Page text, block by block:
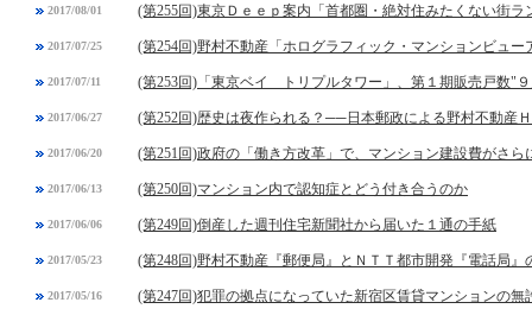
2017/08/01 (第255回)東京Ｄｅｅｐ案内「首都圏・絶対住みたくない街ラ
2017/07/25 (第254回)野村不動産「ホログラフィック・マンションビュー
2017/07/11 (第253回)「東京ベイ トリプルタワー」、第１期販売戸数"
2017/06/27 (第252回)歴史は夜作られる？──日本郵政による野村不動産
2017/06/20 (第251回)政府の「働き方改革」で、マンション建設費がさら
2017/06/13 (第250回)マンション内で認知症とどう付き合うのか
2017/06/06 (第249回)倒産した週刊住宅新聞社から届いた１通の手紙
2017/05/23 (第248回)野村不動産『郵便局』とＮＴＴ都市開発『電話局
2017/05/16 (第247回)犯罪の拠点になっていた新宿区賃貸マンションの無